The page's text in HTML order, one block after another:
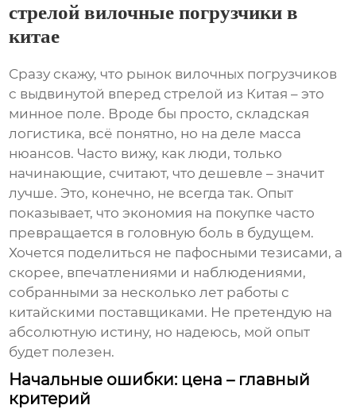
стрелой вилочные погрузчики в
китае
Сразу скажу, что рынок вилочных погрузчиков
с выдвинутой вперед стрелой из Китая – это
минное поле. Вроде бы просто, складская
логистика, всё понятно, но на деле масса
нюансов. Часто вижу, как люди, только
начинающие, считают, что дешевле – значит
лучше. Это, конечно, не всегда так. Опыт
показывает, что экономия на покупке часто
превращается в головную боль в будущем.
Хочется поделиться не пафосными тезисами, а
скорее, впечатлениями и наблюдениями,
собранными за несколько лет работы с
китайскими поставщиками. Не претендую на
абсолютную истину, но надеюсь, мой опыт
будет полезен.
Начальные ошибки: цена – главный
критерий